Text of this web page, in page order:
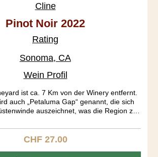
Cline
Pinot Noir 2022
Rating
Sonoma, CA
Wein Profil
ist ca. 7 Km von der Winery entfernt.
auch „Petaluma Gap“ genannt, die sich
auszeichnet, was die Region zu
Regulärer Preis:
CHF 27.00